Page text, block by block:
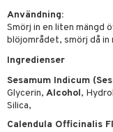
Användning:
Smörj in en liten mängd
blöjområdet, smörj då
Ingredienser
Sesamum Indicum
Glycerin, Alcohol,
Silica,
Calendula Officinalis
oljor
utan sol